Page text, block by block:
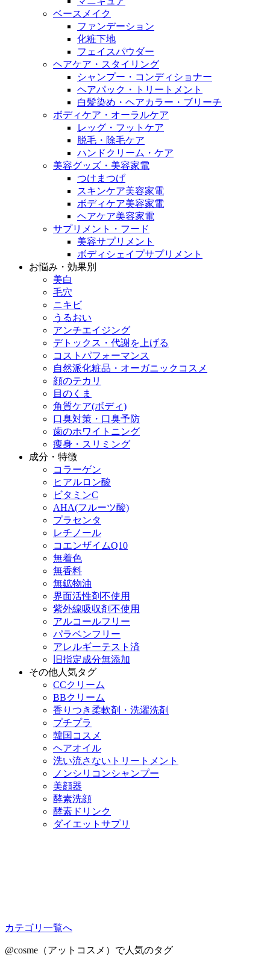
ベースメイク
ファンデーション
化粧下地
フェイスパウダー
ヘアケア・スタイリング
シャンプー・コンディショナー
ヘアパック・トリートメント
白髪染め・ヘアカラー・ブリーチ
ボディケア・オーラルケア
レッグ・フットケア
脱毛・除毛ケア
ハンドクリーム・ケア
美容グッズ・美容家電
つけまつげ
スキンケア美容家電
ボディケア美容家電
ヘアケア美容家電
サプリメント・フード
美容サプリメント
ボディシェイプサプリメント
お悩み・効果別
美白
毛穴
ニキビ
うるおい
アンチエイジング
デトックス・代謝を上げる
コストパフォーマンス
自然派化粧品・オーガニックコスメ
顔のテカリ
目のくま
角質ケア(ボディ)
口臭対策・口臭予防
歯のホワイトニング
痩身・スリミング
成分・特徴
コラーゲン
ヒアルロン酸
ビタミンC
AHA(フルーツ酸)
プラセンタ
レチノール
コエンザイムQ10
無着色
無香料
無鉱物油
界面活性剤不使用
紫外線吸収剤不使用
アルコールフリー
パラベンフリー
アレルギーテスト済
旧指定成分無添加
その他人気タグ
CCクリーム
BBクリーム
香りつき柔軟剤・洗濯洗剤
プチプラ
韓国コスメ
ヘアオイル
洗い流さないトリートメント
ノンシリコンシャンプー
美顔器
酵素洗顔
酵素ドリンク
ダイエットサプリ
カテゴリ一覧へ
@cosme（アットコスメ）で人気のタグ